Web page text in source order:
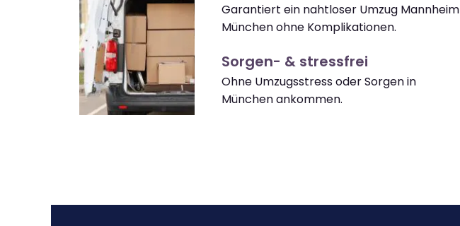
Garantiert ein nahtloser Umzug Mannheim
München ohne Komplikationen.
Sorgen- & stressfrei
Ohne Umzugsstress oder Sorgen in
München ankommen.